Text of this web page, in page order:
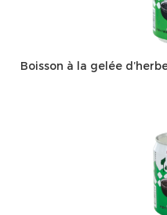
Boisson à la gelée